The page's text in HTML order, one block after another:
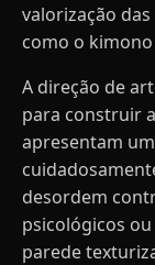
valorização
como o
A direção de
para construir
apresentam
desordem
psicológicos
parede